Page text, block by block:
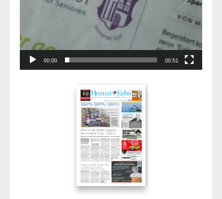
00:00 00:51